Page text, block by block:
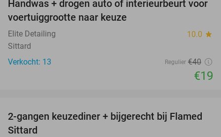
53%
Handwas + drogen auto of interieurbeurt voor
voertuiggrootte naar keuze
Elite Detailing 10.0 star
Sittard
Verkocht: 13
Regulier €40
€19
31%
2-gangen keuzediner + bijgerecht bij Flamed
Sittard